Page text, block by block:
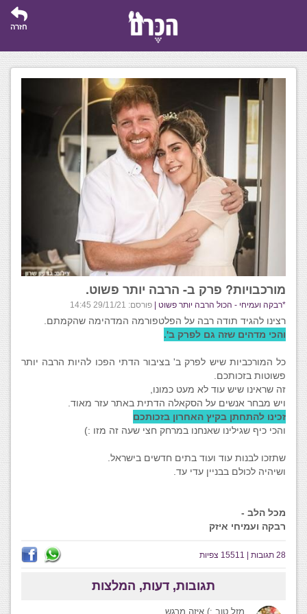
חזרה
מורכבויות? פרק ב- הרבה יותר פשוט.
*רבקה ועמיחי - הכול הרבה יותר פשוט | פורסם: 29/11/21 14:45
רצינו להגיד תודה רבה על הפלטפורמה המדהימה שהקמתם.
והכי מדהים שזה גם לפרק ב'.
כל המורכביות שיש לפרק ב' בציבור הדתי הפכו להיות הרבה יותר
פשוטות בזכותכם.
זה שראינו שיש עוד לא מעט כמונו,
ויש מבחר אנשים על הסקאלה הדתית באתר עזר מאוד.
זכינו להתחתן בקיץ האחרון בזכותכם
והכי כיף שגילינו שאנחנו במרחק חצי שעה זה מזו :)
שתזכו לבנות עוד ועוד בתים חדשים בישראל.
ושיהיה לכולם בבניין עדי עד.
מכל הלב -
רבקה ועמיחי איזק
28 תגובות | 15511 צפיות
תגובות, דעות, המלצות
מזל טוב :) איזה מרגש .